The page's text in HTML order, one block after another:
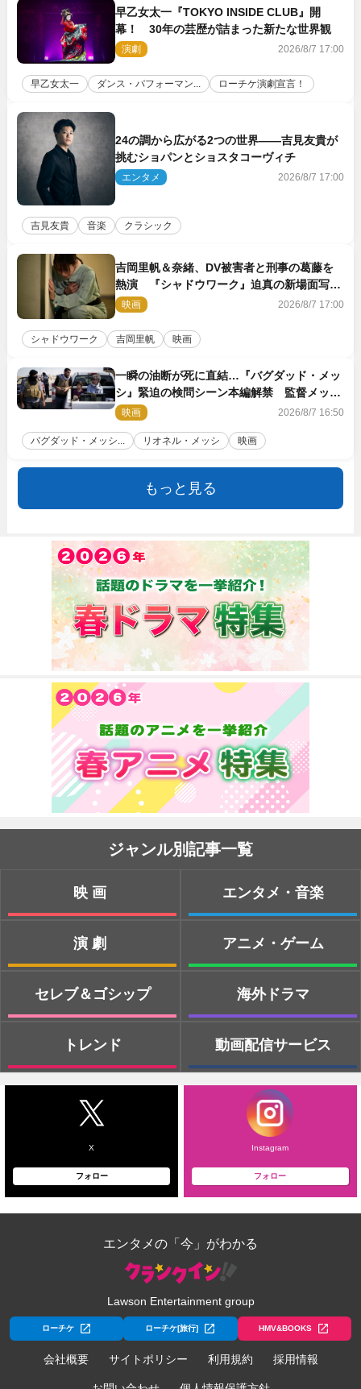
早乙女太一『TOKYO INSIDE CLUB』開
幕！ 30年の芸歴が詰まった新たな世界観
演劇 2026/8/7 17:00
早乙女太一 ダンス・パフォーマン... ローチケ演劇宣言！
24の調から広がる2つの世界――吉見友貴が
挑むショパンとショスタコーヴィチ
エンタメ 2026/8/7 17:00
吉見友貴 音楽 クラシック
吉岡里帆＆奈緒、DV被害者と刑事の葛藤を
熱演 『シャドウワーク』迫真の新場面写真
公開
映画 2026/8/7 17:00
シャドウワーク 吉岡里帆 映画
一瞬の油断が死に直結…『バグダッド・メッ
シ』緊迫の検問シーン本編解禁 監督メッセ
ージも到着
映画 2026/8/7 16:50
バグダッド・メッシ... リオネル・メッシ 映画
もっと見る
ジャンル別記事一覧
映画
演劇
セレブ＆ゴシップ
トレンド
エンタメ・音楽
アニメ・ゲーム
海外ドラマ
動画配信サービス
X
フォロー
Instagram
フォロー
エンタメの「今」がわかる
Lawson Entertainment group
ローチケ ローチケ[旅行] HMV&BOOKS
会社概要 サイトポリシー 利用規約 採用情報